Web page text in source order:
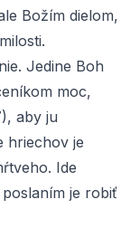
Božím dielom,
Jedine Boh
moc,
aby ju
hriechov je
Ide
je robiť